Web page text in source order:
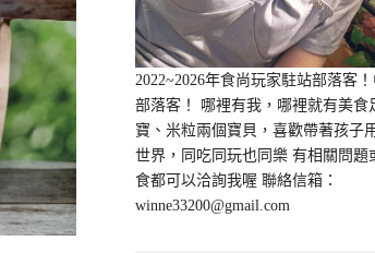
2022~2026年食尚玩家駐站部落客
部落客！ 哪裡有我，哪裡就有美食
寶、米粒兩個寶貝，喜歡帶著孩子
世界，同吃同玩也同樂 有相關問題
食都可以洽詢我喔 聯絡信箱：
winne33200@gmail.com